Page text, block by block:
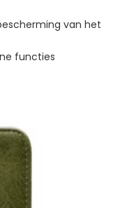
van het
functies